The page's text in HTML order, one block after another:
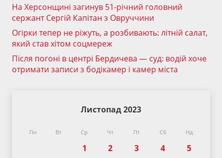
На Херсонщині загинув 51-річний головний
сержант Сергій Капітан з Овруччини
Огірки тепер не ріжуть, а розбивають: літній салат,
який став хітом соцмереж
Після погоні в центрі Бердичева — суд: водій хоче
отримати записи з бодікамер і камер міста
Листопад 2023
Пн Вт Ср Чт Пт Сб Нд
1 2 3 4
5